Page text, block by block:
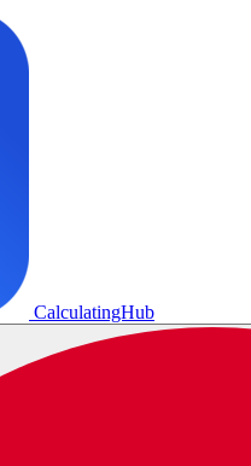
CalculatingHub